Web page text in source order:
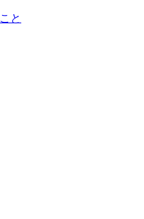
と